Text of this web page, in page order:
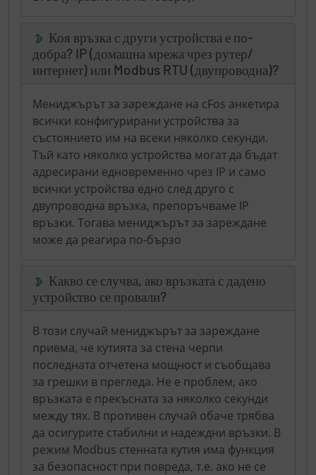
Коя връзка с други устройства е по-
добра? IP (домашна мрежа чрез рутер/
интернет) или Modbus RTU (двупроводна)?
Мениджърът за зареждане на cFos анкетира
всички конфигурирани устройства за
състоянието им на всеки няколко секунди.
Тъй като няколко устройства могат да бъдат
адресирани едновременно чрез IP и само
всички устройства едно след друго с
двупроводна връзка, препоръчваме IP
връзки. Тогава мениджърът за зареждане
може да реагира по-бързо
Какво се случва, ако връзката с дадено
устройство се провали?
В този случай мениджърът за зареждане
приема, че кутията за стена черпи
последната отчетена мощност и съобщава
за грешки в прегледа. Не е проблем, ако
връзката е прекъсната за няколко секунди
между тях. В противен случай обаче трябва
да осигурите стабилни и надеждни връзки. В
режим Modbus стенната кутия има функция
за безопасност при повреда, т.е. ако не се